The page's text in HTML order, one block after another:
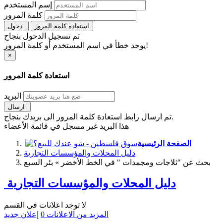
إسم المستخدم
كلمة المرور
استعادة كلمة المرور
تم تسجيل الدخول بنجاح
يوجد خطأ في اسم المستخدم أو كلمة المرور!
×
استعادة كلمة المرور
البريد
تم ارسال رابط استعادة كلمة المرور الى بريدك بنجاح.
هذا البريد غير مسجل في قائمة الأعضاء
الصفحة الرئيسية
دليل المحلات والمؤسسات التجارية
بحث عن "ثلاجات ومجمدات " في الخط الأخضر » بئر السبع
دليل المحلات والمؤسسات التجارية
لا توجد اعلانات في القسم
المزيد من الاعلانات 0 إعلان جديد